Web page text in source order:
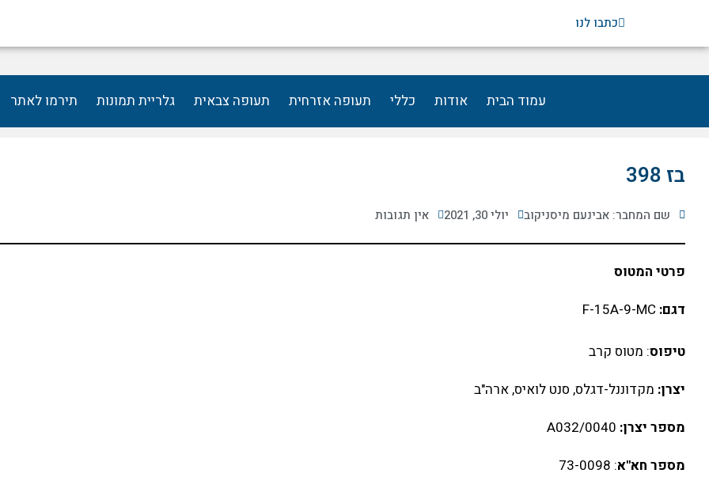
כתבו לנו
עמוד הבית אודות כללי תעופה אזרחית תעופה צבאית גלריית תמונות תירמו לאתר
בז 398
שם המחבר: אבינעם מיסניקוב יולי 30, 2021 אין תגובות
פרטי המטוס
דגם: F-15A-9-MC
טיפוס: מטוס קרב
יצרן: מקדוננל-דגלס, סנט לואיס, ארה"ב
מספר יצרן:
מספר חא"א: 73-0098